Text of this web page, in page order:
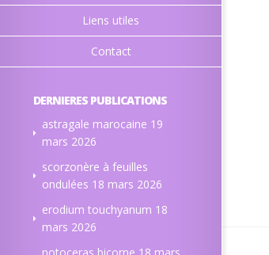
Liens utiles
Contact
DERNIERES PUBLICATIONS
astragale marocaine 19
mars 2026
scorzonère à feuilles
ondulées 18 mars 2026
erodium touchyanum 18
mars 2026